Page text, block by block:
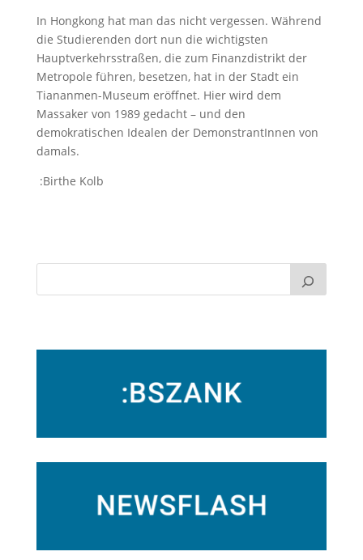
In Hongkong hat man das nicht vergessen. Während
die Studierenden dort nun die wichtigsten
Hauptverkehrsstraßen, die zum Finanzdistrikt der
Metropole führen, besetzen, hat in der Stadt ein
Tiananmen-Museum eröffnet. Hier wird dem
Massaker von 1989 gedacht – und den
demokratischen Idealen der DemonstrantInnen von
damals.
:Birthe Kolb